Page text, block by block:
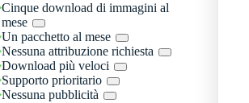
Cinque download di immagini al
mese
Un pacchetto al mese
Nessuna attribuzione richiesta
Download più veloci
Supporto prioritario
Nessuna pubblicità